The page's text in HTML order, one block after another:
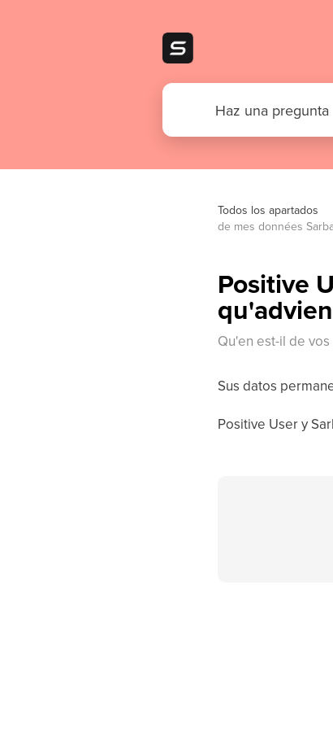
Todos los apartados
de mes données
Positive
Qu'en est-il de
Sus datos
Positive User y